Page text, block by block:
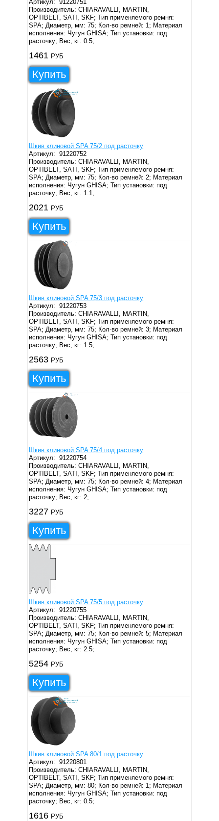
Артикул:91220751
Производитель: CHIARAVALLI, MARTIN,
OPTIBELT, SATI, SKF; Тип применяемого ремня:
SPA; Диаметр, мм: 75; Кол-во ремней: 1; Материал
исполнения: Чугун GHISA; Тип установки: под
расточку; Вес, кг: 0.5;
1461 РУБ
Купить
Шкив клиновой SPA 75/2 под расточку
Артикул:91220752
Производитель: CHIARAVALLI, MARTIN,
OPTIBELT, SATI, SKF; Тип применяемого ремня:
SPA; Диаметр, мм: 75; Кол-во ремней: 2; Материал
исполнения: Чугун GHISA; Тип установки: под
расточку; Вес, кг: 1.1;
2021 РУБ
Купить
Шкив клиновой SPA 75/3 под расточку
Артикул:91220753
Производитель: CHIARAVALLI, MARTIN,
OPTIBELT, SATI, SKF; Тип применяемого ремня:
SPA; Диаметр, мм: 75; Кол-во ремней: 3; Материал
исполнения: Чугун GHISA; Тип установки: под
расточку; Вес, кг: 1.5;
2563 РУБ
Купить
Шкив клиновой SPA 75/4 под расточку
Артикул:91220754
Производитель: CHIARAVALLI, MARTIN,
OPTIBELT, SATI, SKF; Тип применяемого ремня:
SPA; Диаметр, мм: 75; Кол-во ремней: 4; Материал
исполнения: Чугун GHISA; Тип установки: под
расточку; Вес, кг: 2;
3227 РУБ
Купить
Шкив клиновой SPA 75/5 под расточку
Артикул:91220755
Производитель: CHIARAVALLI, MARTIN,
OPTIBELT, SATI, SKF; Тип применяемого ремня:
SPA; Диаметр, мм: 75; Кол-во ремней: 5; Материал
исполнения: Чугун GHISA; Тип установки: под
расточку; Вес, кг: 2.5;
5254 РУБ
Купить
Шкив клиновой SPA 80/1 под расточку
Артикул:91220801
Производитель: CHIARAVALLI, MARTIN,
OPTIBELT, SATI, SKF; Тип применяемого ремня:
SPA; Диаметр, мм: 80; Кол-во ремней: 1; Материал
исполнения: Чугун GHISA; Тип установки: под
расточку; Вес, кг: 0.5;
1616 РУБ